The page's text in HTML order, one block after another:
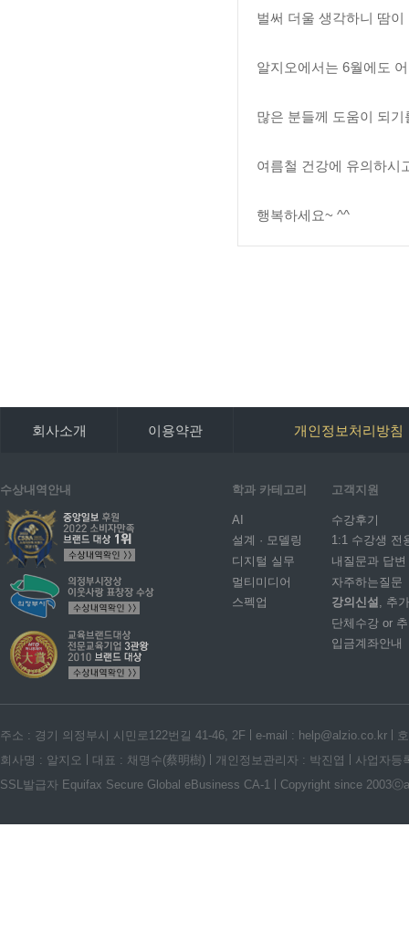
벌써 더울 생각하니 땀
알지오에서는 6월에도
많은 분들께 도움이 되
여름철 건강에 유의하시
행복하세요~ ^^
회사소개 이용약관 개인정보처리방침
수상내역안내 학과 카테고리
AI
설계 · 모델링
디지털 실무
멀티미디어
스펙업
고객지원
수강후기
1:1 수강생 전
내질문과 답변
자주하는질문
강의신설 , 추
단체수강 or
입금계좌안내
주소 : 경기 의정부시 시민로122번길 41-46, 2F e-mail : help@alzio.co.kr
회사명 : 알지오
대표 : 채명수(蔡明樹) 개인정보관리자 : 박진엽
사업자등
SSL발급자 Equifax Secure Global eBusiness CA-1
Copyright since